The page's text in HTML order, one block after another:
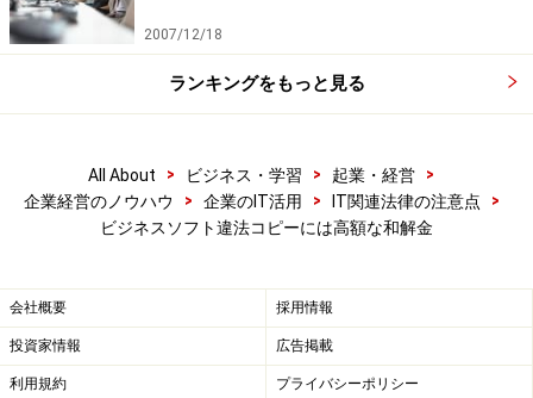
2007/12/18
ランキングをもっと見る
All About > ビジネス・学習 > 起業・経営
>
企業経営のノウハウ
> 企業のIT活用 > IT関連法律の注意点
>
ビジネスソフト違法コピーには高額な和解金
会社概要 採用情報
投資家情報 広告掲載
利用規約 プライバシーポリシー